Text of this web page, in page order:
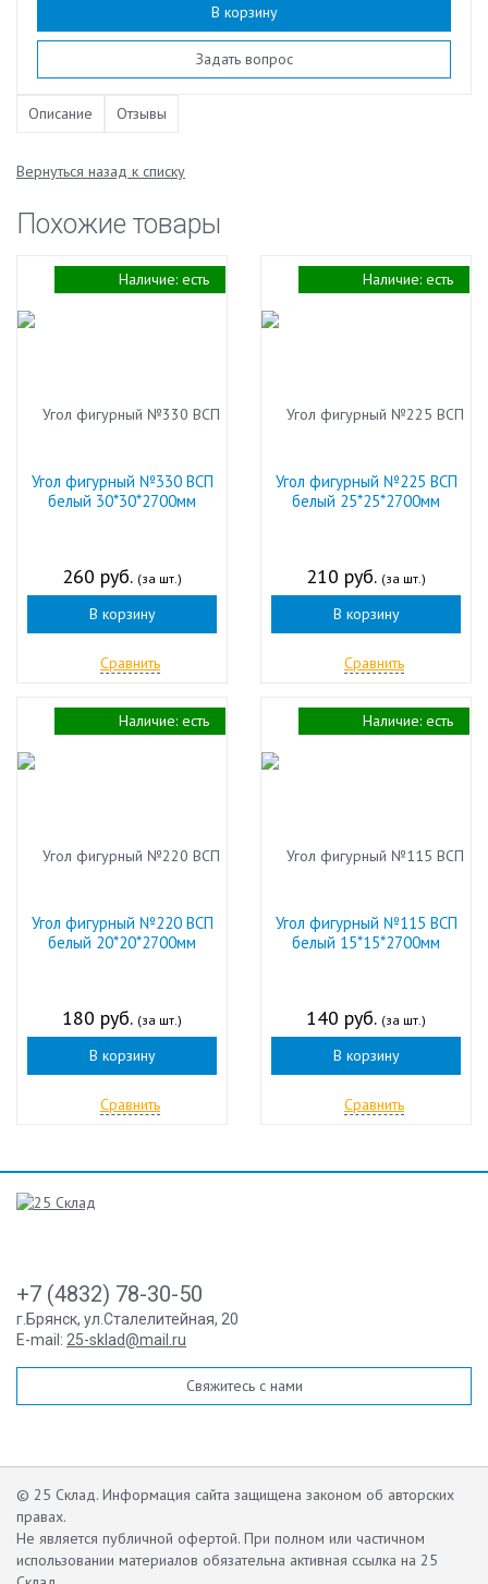
В корзину
Задать вопрос
Описание Отзывы
Вернуться назад к списку
Похожие товары
Угол фигурный №330 ВСП
белый 30*30*2700мм
260 руб. (за шт.)
В корзину
Сравнить
Наличие: есть
Угол фигурный №225 ВСП
белый 25*25*2700мм
210 руб. (за шт.)
В корзину
Сравнить
Наличие: есть
Угол фигурный №220 ВСП
белый 20*20*2700мм
180 руб. (за шт.)
В корзину
Сравнить
Наличие: есть
Угол фигурный №115 ВСП
белый 15*15*2700мм
140 руб. (за шт.)
В корзину
Сравнить
Наличие: есть
+7 (4832) 78-30-50
г.Брянск, ул.Сталелитейная, 20
E-mail: 25-sklad@mail.ru
Свяжитесь с нами
© 25 Склад. Информация сайта защищена законом об авторских
правах.
Не является публичной офертой. При полном или частичном
использовании материалов обязательна активная ссылка на 25